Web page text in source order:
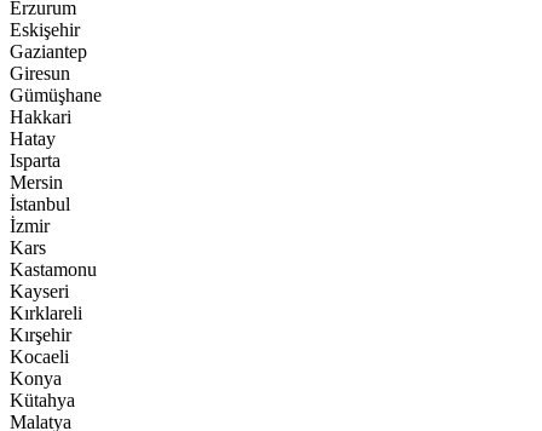
Erzurum
Eskişehir
Gaziantep
Giresun
Gümüşhane
Hakkari
Hatay
Isparta
Mersin
İstanbul
İzmir
Kars
Kastamonu
Kayseri
Kırklareli
Kırşehir
Kocaeli
Konya
Kütahya
Malatya